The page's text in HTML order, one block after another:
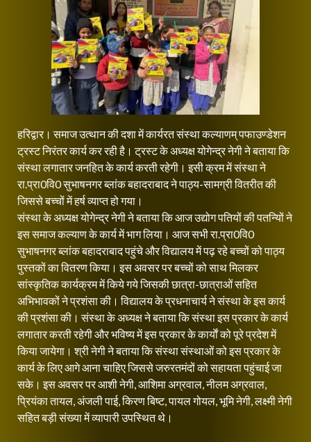
हरिद्वार। समाज उत्थान की दशा में कार्यरत संस्था कल्याणम् पफाउण्डेशन
ट्रस्ट निरंतर कार्य कर रही है। ट्रस्ट के अध्यक्ष योगेन्द्र नेगी ने बताया कि
संस्था लगातार जनहित के कार्य करती रहेगी। इसी क्रम में संस्था ने
रा.प्रा0वि0 सुभाषनगर ब्लांक बहादराबाद ने पाठ्य-सामग्री वितरीत की
जिससे बच्चों में हर्ष व्याप्त हो गया।
संस्था के अध्यक्ष योगेन्द्र नेगी ने बताया कि आज उद्योग पतियों की पतन्यिों ने
इस समाज कल्याण के कार्य में भाग लिया। आज सभी रा.प्रा0वि0
सुभाषनगर ब्लांक बहादराबाद पहुंचे और विद्यालय में पढ़ रहे बच्चों को पाठ्य
पुस्तकों का वितरण किया। इस अवसर पर बच्चों को साथ मिलकर
सांस्कृतिक कार्यक्रम में किये गये जिसकी छात्रा-छात्राओं सहित
अभिभावकों ने प्रशंसा की। विद्यालय के प्रधनाचार्य ने संस्था के इस कार्य
की प्रशंसा की। संस्था के अध्यक्ष ने बताया कि संस्था इस प्रकार के कार्य
लगातार करती रहेगी और भविष्य में इस प्रकार के कार्याें को पूरे प्रदेश में
किया जायेगा। श्री नेगी ने बताया कि संस्था संस्थाओं को इस प्रकार के
कार्य के लिए आगे आना चाहिए जिससे जरुरतमंदों को सहायता पहुंचाई जा
सके। इस अवसर पर आशी नेगी, आशिमा अग्रवाल, नीलम अग्रवाल,
प्रियंका तायल, अंजली पाई, किरण बिष्ट, पायल गोयल, भूमि नेगी, लक्ष्मी नेगी
सहित बड़ी संख्या में व्यापारी उपस्थित थे।